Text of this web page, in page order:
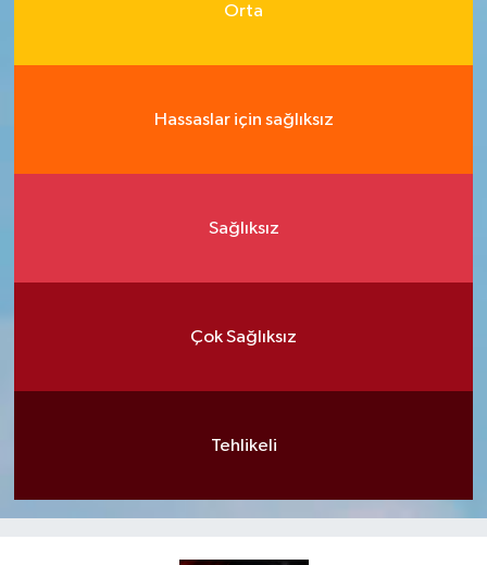
Orta
Hassaslar için sağlıksız
Sağlıksız
Çok Sağlıksız
Tehlikeli